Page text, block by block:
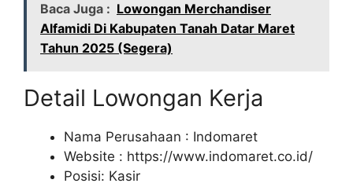
Baca Juga : Lowongan Merchandiser
Alfamidi Di Kabupaten Tanah Datar Maret
Tahun 2025 (Segera)
Detail Lowongan Kerja
Nama Perusahaan : Indomaret
Website : https://www.indomaret.co.id/
Posisi: Kasir